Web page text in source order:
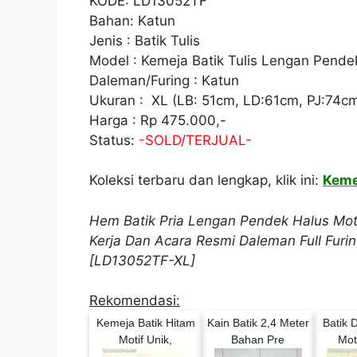
Bahan: Katun
Jenis : Batik Tulis
Model : Kemeja Batik Tulis Lengan
Daleman/Furing : Katun
Ukuran : XL (LB: 51cm, LD:61cm,
Harga : Rp 475.000,-
Status: -SOLD/TERJUAL-
Koleksi terbaru dan lengkap, klik ini:
Hem Batik Pria Lengan Pendek Halus
Kerja Dan Acara Resmi Daleman Full
[LD13052TF-XL]
Rekomendasi:
Kemeja Batik Hitam
Motif Unik,
Kain Batik 2,4 Meter
Bahan Pre
Batik